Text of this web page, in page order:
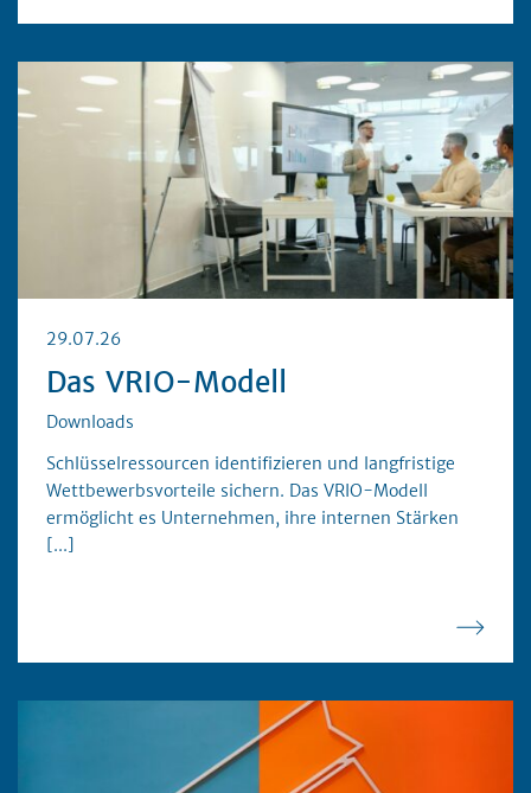
29.07.26
Das VRIO-Modell
Downloads
Schlüsselressourcen identifizieren und langfristige
Wettbewerbsvorteile sichern. Das VRIO-Modell
ermöglicht es Unternehmen, ihre internen Stärken
[...]